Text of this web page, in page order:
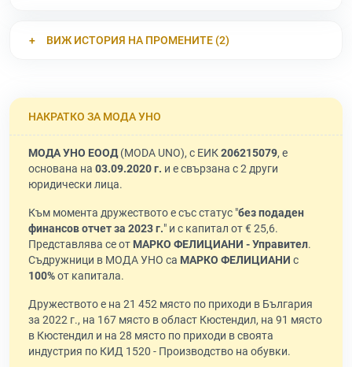
ВИЖ ИСТОРИЯ НА ПРОМЕНИТЕ (2)
НАКРАТКО ЗА МОДА УНО
МОДА УНО ЕООД(MODA UNO), с ЕИК206215079, е
основана на 03.09.2020 г. и е свързана с 2 други
юридически лица.
Към момента дружеството е със статус "без подаден
финансов отчет за 2023 г." и с капитал от € 25,6.
Представлява се от МАРКО ФЕЛИЦИАНИ - Управител.
Съдружници в МОДА УНО са МАРКО ФЕЛИЦИАНИ с
100%от капитала.
Дружеството е на 21 452 място по приходи в България
за 2022 г., на 167 място в област Кюстендил, на 91 място
в Кюстендил и на 28 място по приходи в своята
индустрия по КИД 1520 - Производство на обувки.